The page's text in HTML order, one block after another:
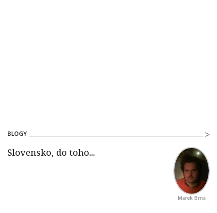
BLOGY
Marek Brna